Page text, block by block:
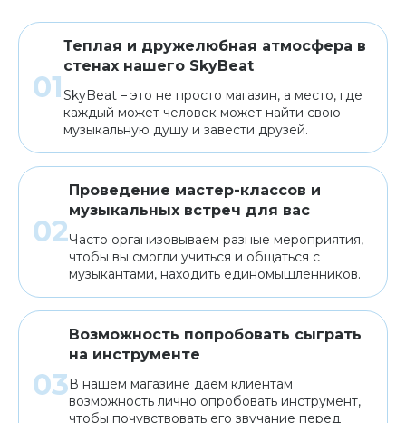
Теплая и дружелюбная атмосфера в
стенах нашего SkyBeat
SkyBeat – это не просто магазин, а место, где
каждый может человек может найти свою
музыкальную душу и завести друзей.
Проведение мастер-классов и
музыкальных встреч для вас
Часто организовываем разные мероприятия,
чтобы вы смогли учиться и общаться с
музыкантами, находить единомышленников.
Возможность попробовать сыграть
на инструменте
В нашем магазине даем клиентам
возможность лично опробовать инструмент,
чтобы почувствовать его звучание перед